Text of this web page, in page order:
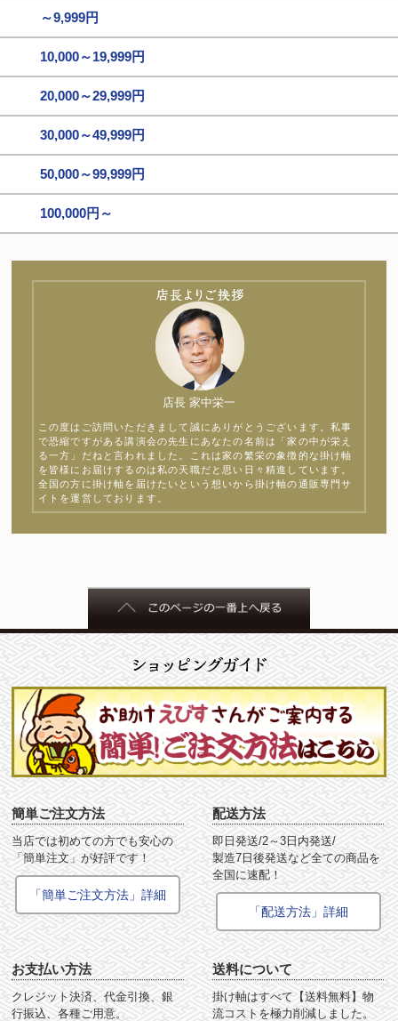
～9,999円
10,000～19,999円
20,000～29,999円
30,000～49,999円
50,000～99,999円
100,000円～
店長 家中栄一
この度はご訪問いただきまして誠にありがとうございます。私事
で恐縮ですがある講演会の先生にあなたの名前は「家の中が栄え
る一方」だねと言われました。これは家の繁栄の象徴的な掛け軸
を皆様にお届けするのは私の天職だと思い日々精進しています。
全国の方に掛け軸を届けたいという想いから掛け軸の通販専門サ
イトを運営しております。
簡単ご注文方法
当店では初めての方でも安心の
「簡単注文」が好評です！
「簡単ご注文方法」詳細
配送方法
即日発送/2～3日内発送/
製造7日後発送など全ての商品を
全国に速配！
「配送方法」詳細
お支払い方法
クレジット決済、代金引換、銀
行振込、各種ご用意。
送料について
掛け軸はすべて【送料無料】物
流コストを極力削減しました。